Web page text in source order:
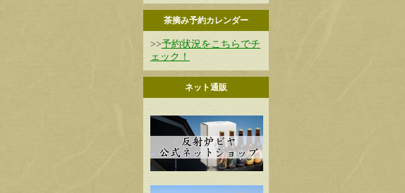
茶摘み予約カレンダー
>>予約状況をこちらでチ
ェック！
ネット通販